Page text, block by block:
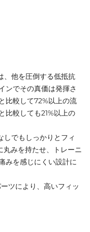
、他を圧倒する低抵抗
ンでその真価は発揮さ
比較して72%以上の流
比較しても21%以上の
しでもしっかりとフィ
丸みを持たせ、トレーニ
みを感じにくい設計に
ツにより、高いフィッ